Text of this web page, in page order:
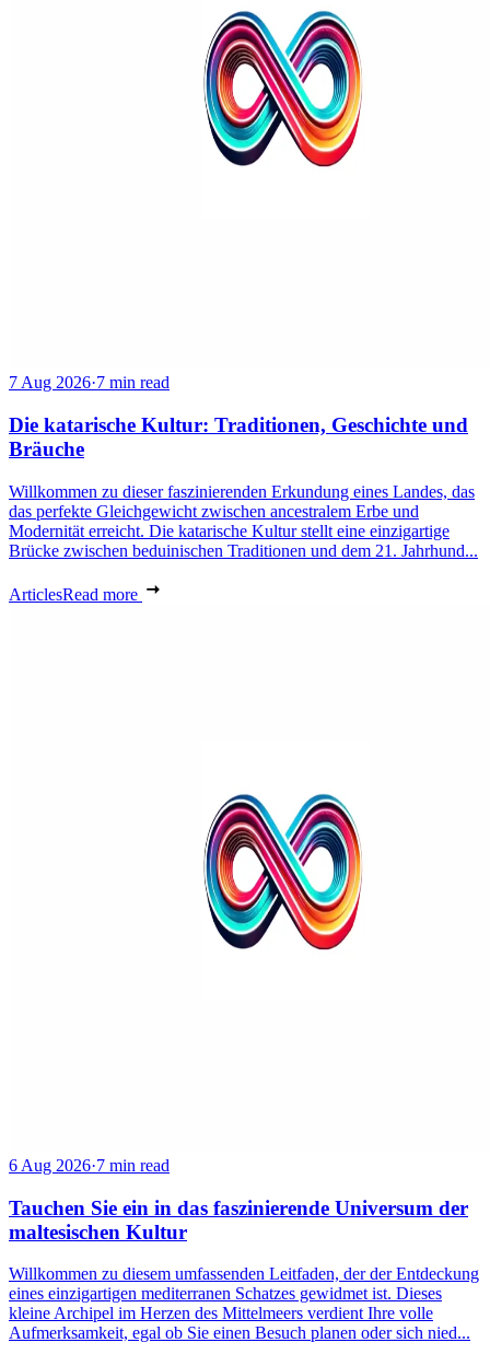
7 Aug 2026·7 min read
Die katarische Kultur: Traditionen, Geschichte und
Bräuche
Willkommen zu dieser faszinierenden Erkundung eines Landes, das
das perfekte Gleichgewicht zwischen ancestralem Erbe und
Modernität erreicht. Die katarische Kultur stellt eine einzigartige
Brücke zwischen beduinischen Traditionen und dem 21. Jahrhund...
ArticlesRead more
6 Aug 2026·7 min read
Tauchen Sie ein in das faszinierende Universum der
maltesischen Kultur
Willkommen zu diesem umfassenden Leitfaden, der der Entdeckung
eines einzigartigen mediterranen Schatzes gewidmet ist. Dieses
kleine Archipel im Herzen des Mittelmeers verdient Ihre volle
Aufmerksamkeit, egal ob Sie einen Besuch planen oder sich nied...